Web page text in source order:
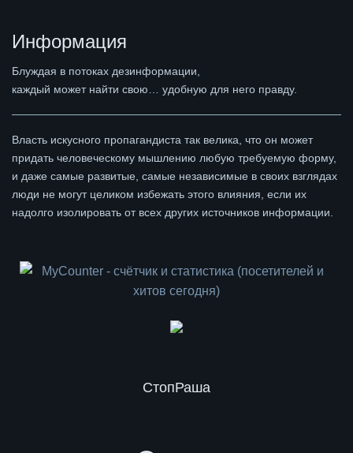
Информация
Блуждая в потоках дезинформации,
каждый может найти свою… удобную для него правду.
Власть искусного пропагандиста так велика, что он может
придать человеческому мышлению любую требуемую форму,
и даже самые развитые, самые независимые в своих взглядах
люди не могут целиком избежать этого влияния, если их
надолго изолировать от всех других источников информации.
СтопРаша